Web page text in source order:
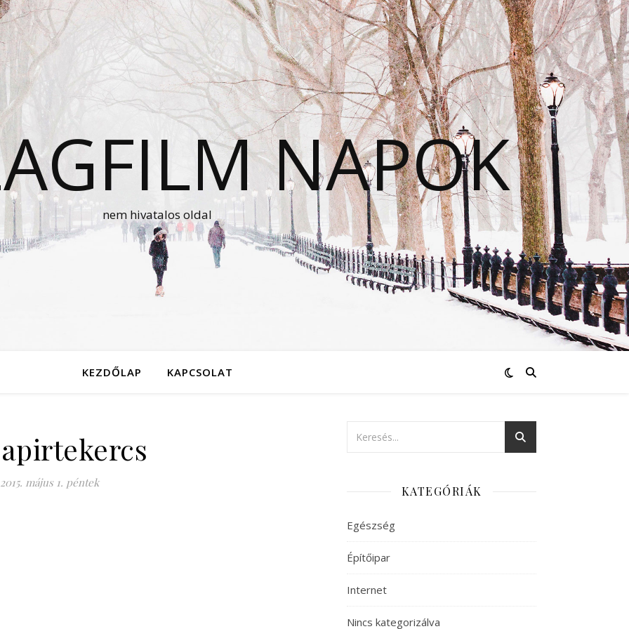
NAPOK
nem hivatalos oldal
KEZDŐLAP KAPCSOLAT
2015. május 1. péntek
KATEGÓRIÁK
Egészség
Építőipar
Internet
Nincs kategorizálva